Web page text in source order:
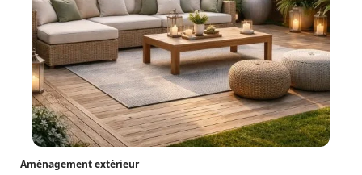
Aménagement extérieur